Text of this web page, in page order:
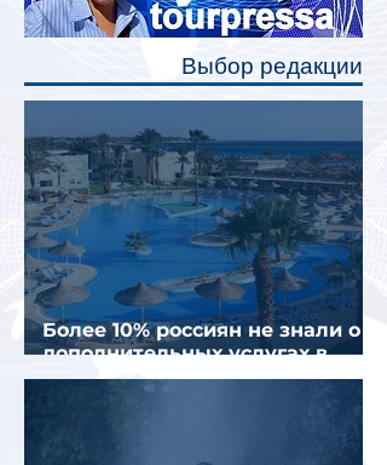
позволят пассажирам закрыть свою
полку во время сна или отдыха,
Выбор редакции
Более 10% россиян не знали о
дополнительных услугах в
отелях